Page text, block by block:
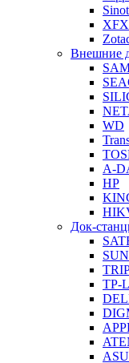
XFX
Внешние
WD
A-
HP
Док-
TP-